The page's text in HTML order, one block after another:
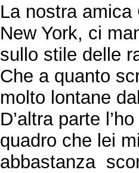
La nostra
New York, ci
sullo stile delle
Che a quanto
molto lontane
D’altra parte
quadro che lei
abbastanza